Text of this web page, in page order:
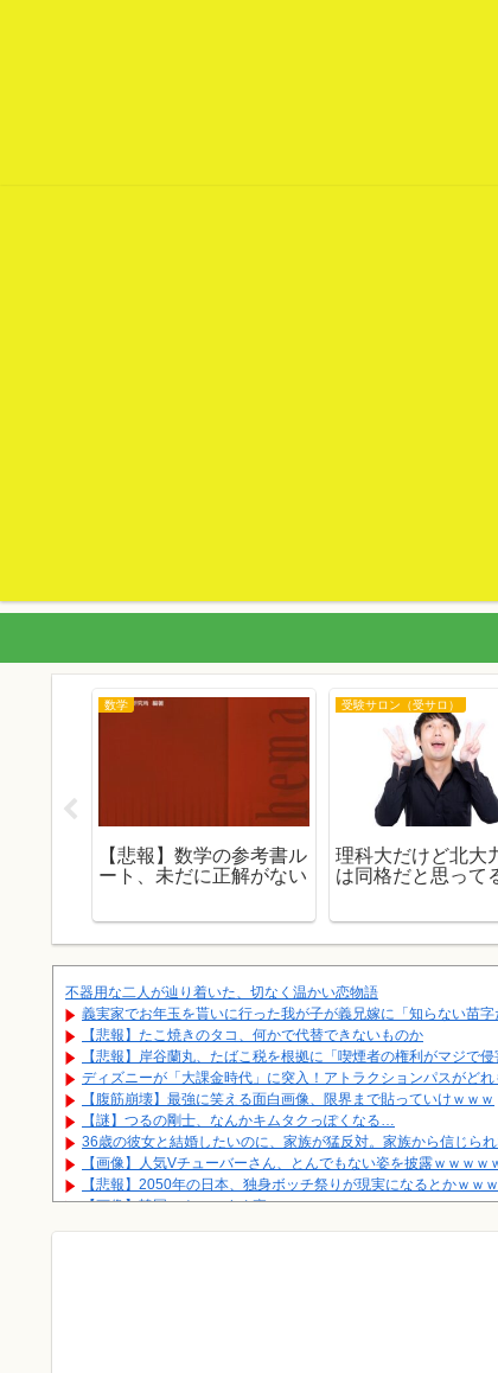
数学
【悲報】数学の参考書ル
ート、未だに正解がない
受験サロン（受サロ）
理科大だけど北大
は同格だと思って
不器用な二人が辿り着いた、切なく温かい恋物語
義実家でお年玉を貰いに行った我が子が義兄嫁に「知らない苗
【悲報】たこ焼きのタコ、何かで代替できないものか
【悲報】岸谷蘭丸、たばこ税を根拠に「喫煙者の権利がマジで侵
ディズニーが「大課金時代」に突入！アトラクションパスがど
【腹筋崩壊】最強に笑える面白画像、限界まで貼っていけｗｗｗ
【謎】つるの剛士、なんかキムタクっぽくなる…
36歳の彼女と結婚したいのに、家族が猛反対。家族から信じら
【画像】人気Vチューバーさん、とんでもない姿を披露ｗｗｗｗ
【悲報】2050年の日本、独身ボッチ祭りが現実になるとかｗｗ
【画像】韓国ソウルのすぐ裏ｗｗｗｗｗ